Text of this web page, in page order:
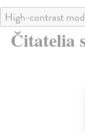
High-contrast
Čitatelia